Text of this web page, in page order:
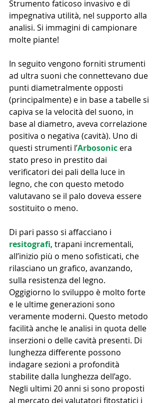
Strumento faticoso invasivo e di
impegnativa utilità, nel supporto alla
analisi. Si immagini di campionare
molte piante!
In seguito vengono forniti strumenti
ad ultra suoni che connettevano due
punti diametralmente opposti
(principalmente) e in base a tabelle si
capiva se la velocità del suono, in
base al diametro, aveva correlazione
positiva o negativa (cavità). Uno di
questi strumenti l’Arbosonic era
stato preso in prestito dai
verificatori dei pali della luce in
legno, che con questo metodo
valutavano se il palo doveva essere
sostituito o meno.
Di pari passo si affacciano i
resitografi, trapani incrementali,
all’inizio più o meno sofisticati, che
rilasciano un grafico, avanzando,
sulla resistenza del legno.
Oggigiorno lo sviluppo è molto forte
e le ultime generazioni sono
veramente moderni. Questo metodo
facilità anche le analisi in quota delle
inserzioni o delle cavità presenti. Di
lunghezza differente possono
indagare sezioni a profondità
stabilite dalla lunghezza dell’ago.
Negli ultimi 20 anni si sono proposti
al mercato dei valutatori fitostatici i